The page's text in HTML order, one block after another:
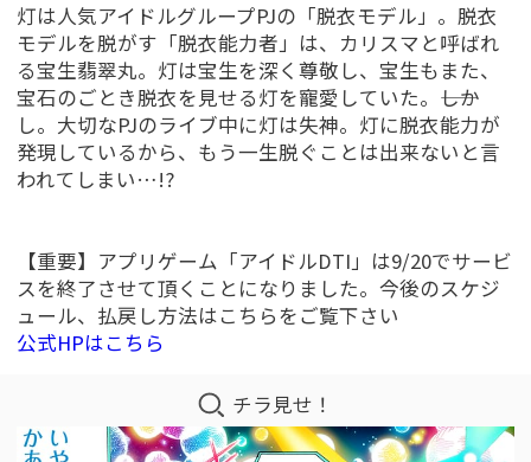
灯は人気アイドルグループPJの「脱衣モデル」。脱衣
モデルを脱がす「脱衣能力者」は、カリスマと呼ばれ
る宝生翡翠丸。灯は宝生を深く尊敬し、宝生もまた、
宝石のごとき脱衣を見せる灯を寵愛していた。――しか
し。大切なPJのライブ中に灯は失神。灯に脱衣能力が
発現しているから、もう一生脱ぐことは出来ないと言
われてしまい…!?
【重要】アプリゲーム「アイドルDTI」は9/20でサービ
スを終了させて頂くことになりました。今後のスケジ
ュール、払戻し方法はこちらをご覧下さい
公式HPはこちら
チラ見せ！